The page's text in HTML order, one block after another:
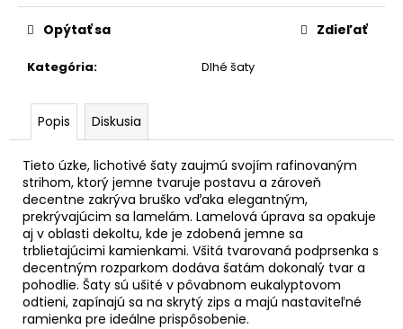
Kategória: Dlhé šaty
Opýtať sa Zdieľať
Popis Diskusia
Tieto úzke, lichotivé šaty zaujmú svojím rafinovaným
strihom, ktorý jemne tvaruje postavu a zároveň
decentne zakrýva bruško vďaka elegantným,
prekrývajúcim sa lamelám. Lamelová úprava sa opakuje
aj v oblasti dekoltu, kde je zdobená jemne sa
trblietajúcimi kamienkami. Všitá tvarovaná podprsenka s
decentným rozparkom dodáva šatám dokonalý tvar a
pohodlie. Šaty sú ušité v pôvabnom eukalyptovom
odtieni, zapínajú sa na skrytý zips a majú nastaviteľné
ramienka pre ideálne prispôsobenie.